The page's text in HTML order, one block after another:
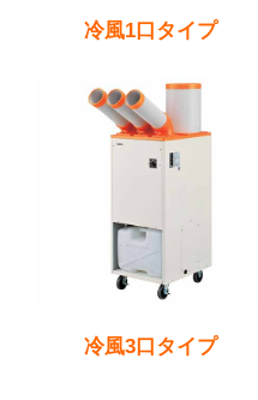
冷風1口タイプ
冷風3口タイプ